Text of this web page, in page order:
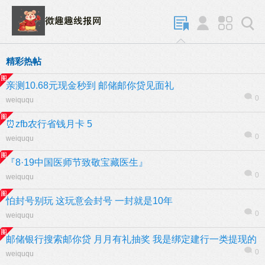
精彩热帖
亲测10.68元现金秒到 邮储邮你贷见面礼
weiququ 0
⏰zfb农行省钱月卡 5
weiququ 0
『8·19中国医师节致敬宝藏医生』
weiququ 0
怕封号别玩 这玩意会封号 一封就是10年
weiququ 0
邮储银行搜索邮你贷 月月有礼抽奖 我是绑定建行一类提现的
weiququ 0